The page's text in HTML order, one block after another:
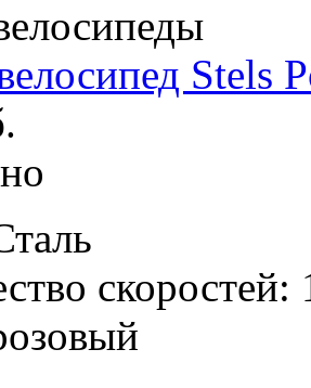
Stels
скоростей: